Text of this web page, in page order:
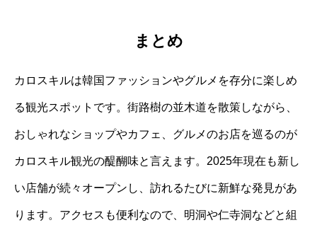
まとめ
カロスキルは韓国ファッションやグルメを存分に楽しめ
る観光スポットです。街路樹の並木道を散策しながら、
おしゃれなショップやカフェ、グルメのお店を巡るのが
カロスキル観光の醍醐味と言えます。2025年現在も新し
い店舗が続々オープンし、訪れるたびに新鮮な発見があ
ります。アクセスも便利なので、明洞や仁寺洞などと組